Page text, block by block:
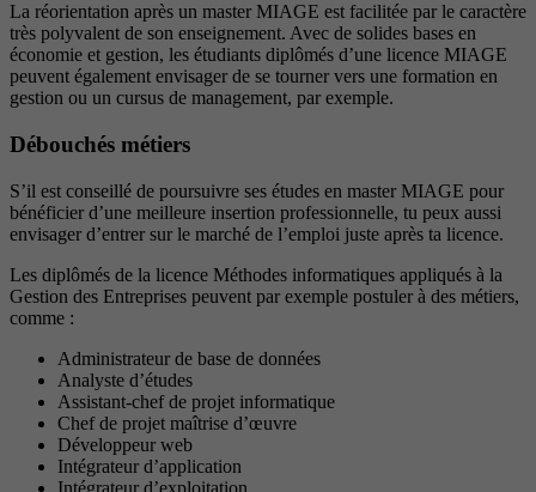
La réorientation après un master MIAGE est facilitée par le caractère
très polyvalent de son enseignement. Avec de solides bases en
économie et gestion, les étudiants diplômés d’une licence MIAGE
peuvent également envisager de se tourner vers une formation en
gestion ou un cursus de management, par exemple.
Débouchés métiers
S’il est conseillé de poursuivre ses études en master MIAGE pour
bénéficier d’une meilleure insertion professionnelle, tu peux aussi
envisager d’entrer sur le marché de l’emploi juste après ta licence.
Les diplômés de la licence Méthodes informatiques appliqués à la
Gestion des Entreprises peuvent par exemple postuler à des métiers,
comme :
Administrateur de base de données
Analyste d’études
Assistant-chef de projet informatique
Chef de projet maîtrise d’œuvre
Développeur web
Intégrateur d’application
Intégrateur d’exploitation